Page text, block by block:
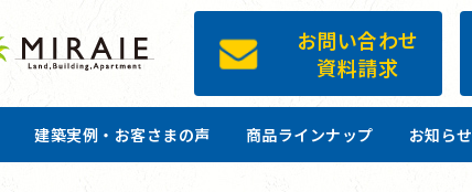
お問い合わせ
資料請求
建築実例・お客さまの声 商品ラインナップ お知らせ